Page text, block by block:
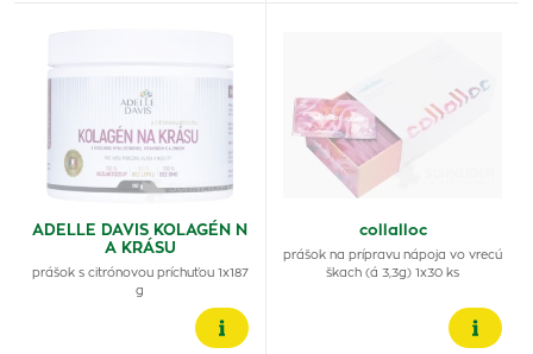
ADELLE DAVIS KOLAGÉN N
A KRÁSU
prášok s citrónovou príchuťou 1x187
g
collalloc
prášok na prípravu nápoja vo vrecú
škach (á 3,3g) 1x30 ks